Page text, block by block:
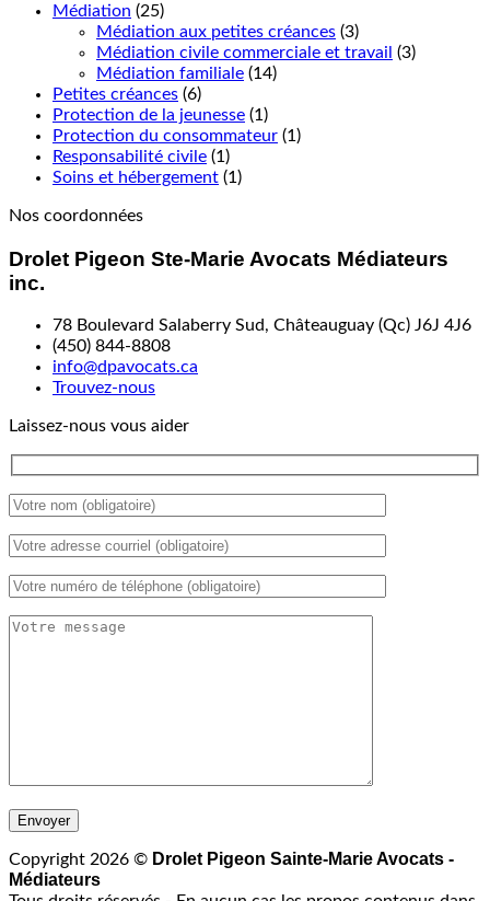
Médiation (25)
Médiation aux petites créances (3)
Médiation civile commerciale et travail (3)
Médiation familiale (14)
Petites créances (6)
Protection de la jeunesse (1)
Protection du consommateur (1)
Responsabilité civile (1)
Soins et hébergement (1)
Nos coordonnées
Drolet Pigeon Ste-Marie Avocats Médiateurs
inc.
78 Boulevard Salaberry Sud, Châteauguay (Qc) J6J 4J6
(450) 844-8808
info@dpavocats.ca
Trouvez-nous
Laissez-nous vous aider
Copyright 2026 © Drolet Pigeon Sainte-Marie Avocats -
Médiateurs